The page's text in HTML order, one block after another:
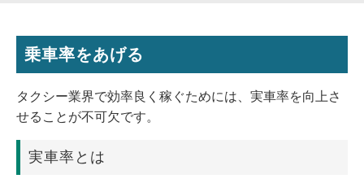
乗車率をあげる
タクシー業界で効率良く稼ぐためには、実車率を向上さ
せることが不可欠です。
実車率とは